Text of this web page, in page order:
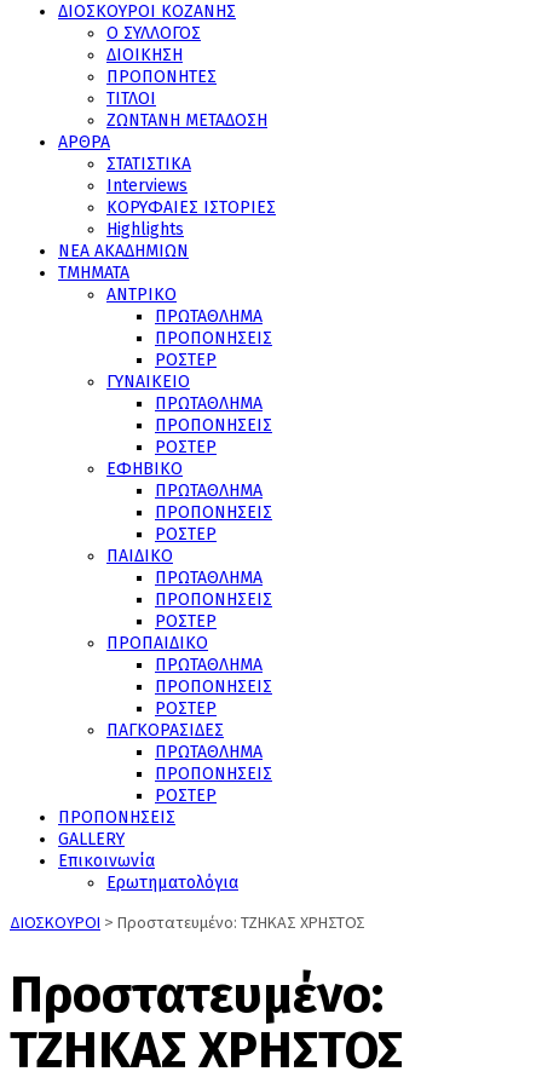
ΔΙΟΣΚΟΥΡΟΙ ΚΟΖΑΝΗΣ
Ο ΣΥΛΛΟΓΟΣ
ΔΙΟΙΚΗΣΗ
ΠΡΟΠΟΝΗΤΕΣ
ΤΙΤΛΟΙ
ΖΩΝΤΑΝΗ ΜΕΤΑΔΟΣΗ
ΑΡΘΡΑ
ΣΤΑΤΙΣΤΙΚΑ
Interviews
ΚΟΡΥΦΑΙΕΣ ΙΣΤΟΡΙΕΣ
Highlights
ΝΕΑ ΑΚΑΔΗΜΙΩΝ
ΤΜΗΜΑΤΑ
ΑΝΤΡΙΚΟ
ΠΡΩΤΑΘΛΗΜΑ
ΠΡΟΠΟΝΗΣΕΙΣ
ΡΟΣΤΕΡ
ΓΥΝΑΙΚΕΙΟ
ΠΡΩΤΑΘΛΗΜΑ
ΠΡΟΠΟΝΗΣΕΙΣ
ΡΟΣΤΕΡ
ΕΦΗΒΙΚΟ
ΠΡΩΤΑΘΛΗΜΑ
ΠΡΟΠΟΝΗΣΕΙΣ
ΡΟΣΤΕΡ
ΠΑΙΔΙΚΟ
ΠΡΩΤΑΘΛΗΜΑ
ΠΡΟΠΟΝΗΣΕΙΣ
ΡΟΣΤΕΡ
ΠΡΟΠΑΙΔΙΚΟ
ΠΡΩΤΑΘΛΗΜΑ
ΠΡΟΠΟΝΗΣΕΙΣ
ΡΟΣΤΕΡ
ΠΑΓΚΟΡΑΣΙΔΕΣ
ΠΡΩΤΑΘΛΗΜΑ
ΠΡΟΠΟΝΗΣΕΙΣ
ΡΟΣΤΕΡ
ΠΡΟΠΟΝΗΣΕΙΣ
GALLERY
Επικοινωνία
Ερωτηματολόγια
ΔΙΟΣΚΟΥΡΟΙ > Πρoστατευμένο: ΤΖΗΚΑΣ ΧΡΗΣΤΟΣ
Πρoστατευμένο:
ΤΖΗΚΑΣ ΧΡΗΣΤΟΣ